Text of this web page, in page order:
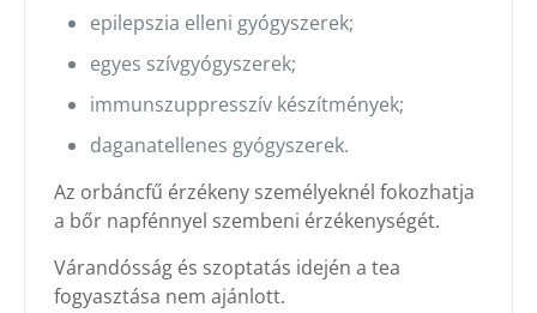
epilepszia elleni gyógyszerek;
egyes szívgyógyszerek;
immunszuppresszív készítmények;
daganatellenes gyógyszerek.
Az orbáncfű érzékeny személyeknél fokozhatja
a bőr napfénnyel szembeni érzékenységét.
Várandósság és szoptatás idején a tea
fogyasztása nem ajánlott.